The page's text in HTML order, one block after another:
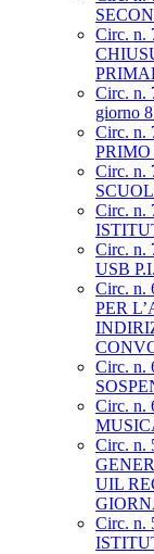
Circ. n.
Circ. n.
giorno
Circ. n.
Circ. n.
Circ. n.
Circ. n.
USB
Circ. n.
PER
Circ. n.
Circ. n.
Circ. n.
UIL
Circ. n.